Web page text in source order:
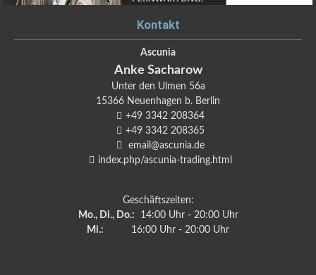
Kontakt
Ascunia
Anke Sacharow
Unter den Ulmen 56a
15366 Neuenhagen b. Berlin
+49 3342 208364
+49 3342 208365
email@ascunia.de
index.php/ascunia-trading.html
Geschäftszeiten:
Mo., Di., Do.: 14:00 Uhr - 20:00 Uhr
Mi.:
16:00 Uhr - 20:00 Uhr